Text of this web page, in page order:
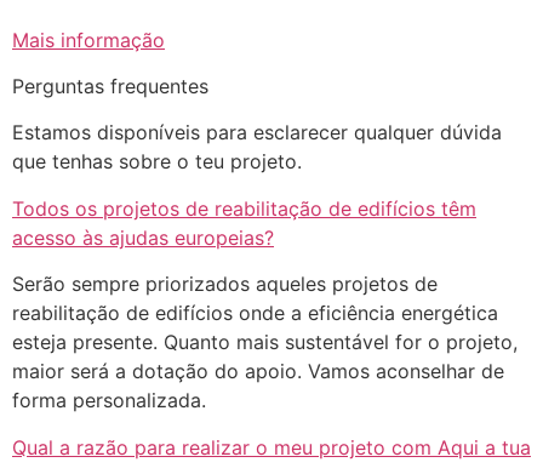
Mais informação
Perguntas frequentes
Estamos disponíveis para esclarecer qualquer dúvida
que tenhas sobre o teu projeto.
Todos os projetos de reabilitação de edifícios têm
acesso às ajudas europeias?
Serão sempre priorizados aqueles projetos de
reabilitação de edifícios onde a eficiência energética
esteja presente. Quanto mais sustentável for o projeto,
maior será a dotação do apoio. Vamos aconselhar de
forma personalizada.
Qual a razão para realizar o meu projeto com Aqui a tua